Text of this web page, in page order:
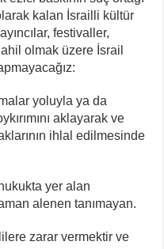
kalan İsrailli kültür
festivaller,
olmak üzere İsrail
yoluyla ya da
aklayarak ve
ihlal edilmesinde
yer alan
alenen tanımayan.
zarar vermektir ve